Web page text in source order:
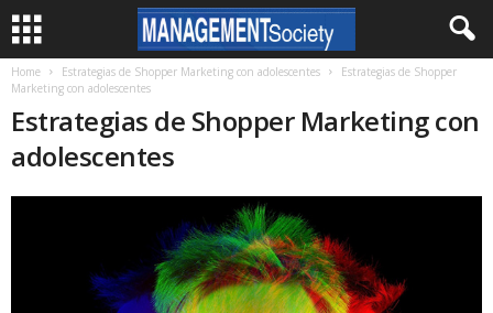
Home Estrategias de Shopper Marketing con adolescentes
Estrategias de Shopper
Marketing con adolescentes
Estrategias de Shopper Marketing con
adolescentes